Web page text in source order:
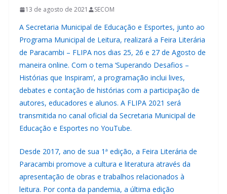
13 de agosto de 2021 SECOM
A Secretaria Municipal de Educação e Esportes, junto ao
Programa Municipal de Leitura, realizará a Feira Literária
de Paracambi – FLIPA nos dias 25, 26 e 27 de Agosto de
maneira online. Com o tema ‘Superando Desafios –
Histórias que Inspiram’, a programação inclui lives,
debates e contação de histórias com a participação de
autores, educadores e alunos. A FLIPA 2021 será
transmitida no canal oficial da Secretaria Municipal de
Educação e Esportes no YouTube.
Desde 2017, ano de sua 1ª edição, a Feira Literária de
Paracambi promove a cultura e literatura através da
apresentação de obras e trabalhos relacionados à
leitura. Por conta da pandemia, a última edição